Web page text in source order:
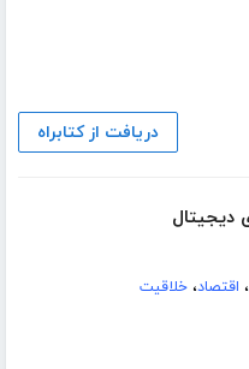
دریافت از کتابراه
دیجیتال
، اقتصاد،خلاقیت